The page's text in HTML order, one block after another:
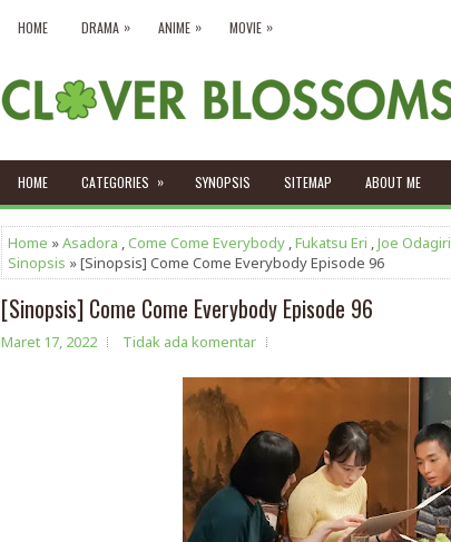
HOME DRAMA » ANIME » MOVIE »
HOME CATEGORIES » SYNOPSIS SITEMAP ABOUT ME
Home »Asadora ,Come Come Everybody ,Fukatsu Eri ,Joe Odagiri
Sinopsis » [Sinopsis] Come Come Everybody Episode 96
[Sinopsis] Come Come Everybody Episode 96
Maret 17, 2022 Tidak ada komentar